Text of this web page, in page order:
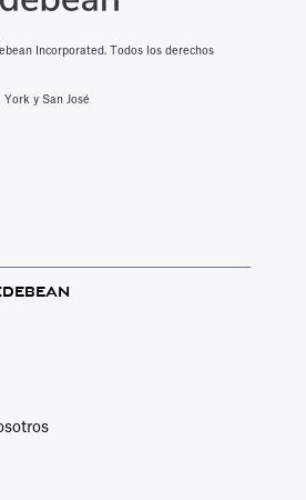
Incorporated. Todos los derechos
York y San José